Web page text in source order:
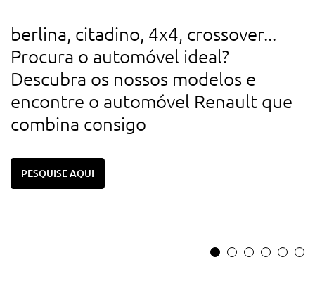
berlina, citadino, 4x4, crossover...
Procura o automóvel ideal?
Descubra os nossos modelos e
encontre o automóvel Renault que
combina consigo
PESQUISE AQUI